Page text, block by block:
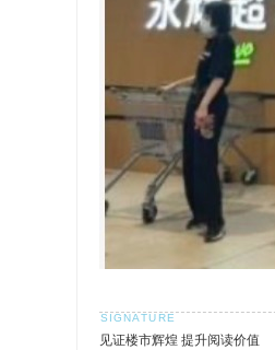
见证楼市辉煌 提升阅读价值